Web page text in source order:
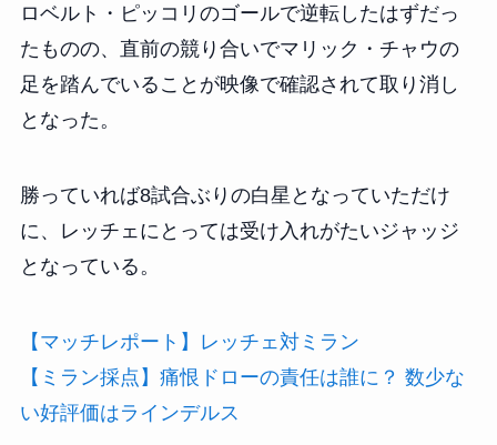
ロベルト・ピッコリのゴールで逆転したはずだっ
たものの、直前の競り合いでマリック・チャウの
足を踏んでいることが映像で確認されて取り消し
となった。
勝っていれば8試合ぶりの白星となっていただけ
に、レッチェにとっては受け入れがたいジャッジ
となっている。
【マッチレポート】レッチェ対ミラン
【ミラン採点】痛恨ドローの責任は誰に？ 数少な
い好評価はラインデルス